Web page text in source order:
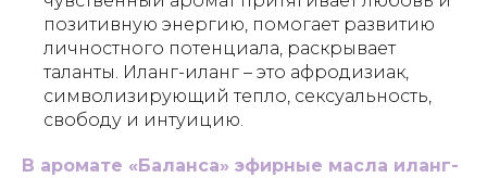
позитивную энергию, помогает развитию
личностного потенциала, раскрывает
таланты. Иланг-иланг – это афродизиак,
символизирующий тепло, сексуальность,
свободу и интуицию.
В аромате «Баланса» эфирные масла иланг-